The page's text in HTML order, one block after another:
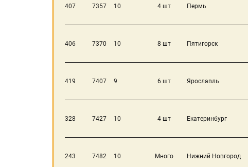
407 7357 10 4 шт Пермь
406 7370 10 8 шт Пятигорск
419 7407 9 6 шт Ярославль
328 7427 10 4 шт Екатеринбург
243 7482 10 Много Нижний Новгород